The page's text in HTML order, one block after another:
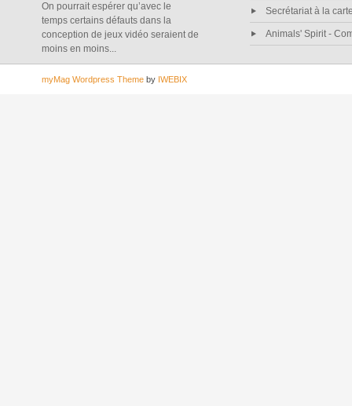
On pourrait espérer qu’avec le
temps certains défauts dans la
conception de jeux vidéo seraient de
moins en moins...
Secrétariat à la
Animals' Spirit -
myMag Wordpress Themeby IWEBIX